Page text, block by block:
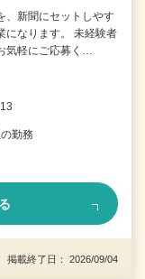
、新聞にセットしやす
になります。 未経験者
気軽にご応募く…
勤務
載終了日： 2026/09/04